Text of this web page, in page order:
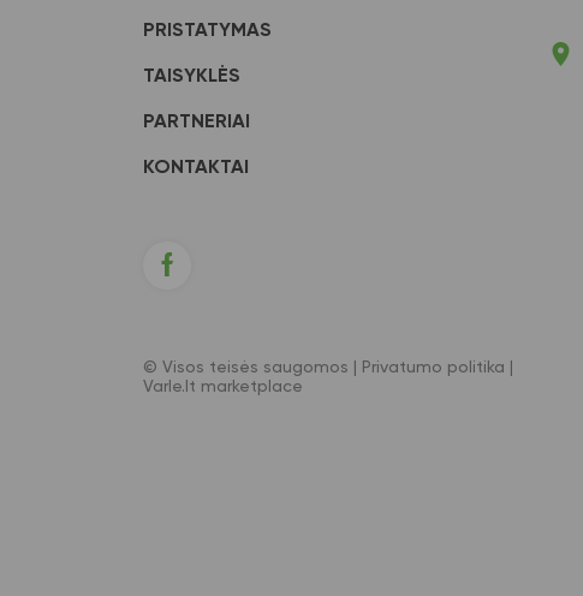
PRISTATYMAS
TAISYKLĖS
PARTNERIAI
KONTAKTAI
© Visos teisės saugomos | Privatumo politika
Varle.lt marketplace